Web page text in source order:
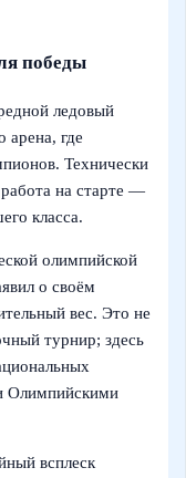
победы
ледовый
арена, где
Технически
на старте —
класса.
олимпийской
о своём
вес. Это не
турнир; здесь
Олимпийскими
всплеск